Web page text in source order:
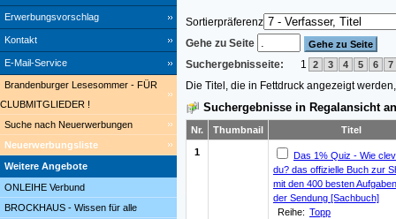
Erwerbungsvorschlag
Kontakt
E-Mail-Service
Brandenburger Lesesommer - FÜR
CLUBMITGLIEDER !
Suche nach Neuerwerbungen
Neuerwerbungsliste
Weitere Angebote
ONLEIHE Verbund
BROCKHAUS - Wissen für alle
Sortierpräferenz
Gehe zu Seite
Suchergebnisseite:
1 2 3 4 5 6 7
Die Titel, die in Fettdruck angezeigt
Suchergebnisse in Regalansicht
Nr. Thumbnail Titel
1
Das 1% Quiz - Wie
du? das offizielle Buch zur
mit den 400 besten
der Sendung [Sachbuch]
Reihe: Topp